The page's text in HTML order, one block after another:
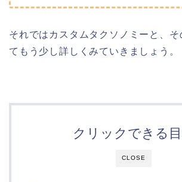
それではカスタムタクソノミーと、そ
てもう少し詳しくみていきましょう。
CLOSE
クリックできる